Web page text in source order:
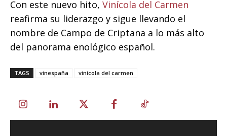
Con este nuevo hito, Vinícola del Carmen
reafirma su liderazgo y sigue llevando el
nombre de Campo de Criptana a lo más alto
del panorama enológico español.
TAGS vinespaña vinícola del carmen